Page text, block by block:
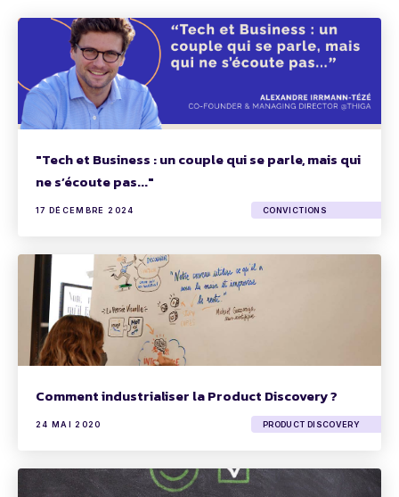
"Tech et Business : un couple qui se parle, mais qui
ne s’écoute pas..."
17 DÉCEMBRE 2024 CONVICTIONS
Comment industrialiser la Product Discovery ?
24 MAI 2020 PRODUCT DISCOVERY